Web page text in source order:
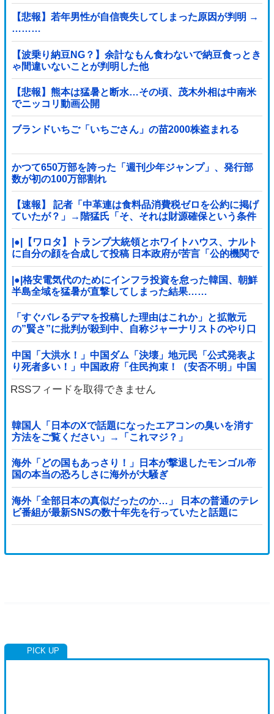
【悲報】若年男性が自信喪失してしまった原因が判明 →
………
【波乗り納豆NG？】余計なもん食わないで納豆食っとき
ゃ間違いないことが判明した他
【悲報】熊本は猛暑と断水…その頃、茂木外相は中南米
でニッコリ動画公開
ブランドいちご「いちごさん」の苗2000株盗まれる
かつて650万部を誇った「週刊少年ジャンプ」、発行部
数が初の100万部割れ
【速報】 記者「中革連は食料品消費税ゼロを公約に掲げ
ていたが？」→階猛氏「そ、それは財源確保という条件
付き」
|●|【ワロタ】トランプ大統領とホワイトハウス、ナルト
に自分の顔を合成して投稿 日本政府が苦言「公的機関で
あっても許諾が必要」
|●|格安電気代のためにインフラ投資を怠った韓国、朝鮮
半島全域を猛暑が直撃してしまった結果……
「すぐバレるデマを投稿した理由はこれか」と拡散元
の”賢さ”に批判が殺到中、自称ジャーナリストのやり口
というのが……
中国「大洪水！」中国ダム「決壊」地元民「公式発表よ
り死者多い！」中国政府「住民拘束！（安否不明」中国
当局「救助隊動画も削除」台風13号「三峡ﾀﾞ...
RSSフィードを取得できません
韓国人「日本のXで話題になったエアコンの臭いを消す
方法をご覧ください」→「これマジ？」
海外「どの国もあっさり！」日本が撃退したモンゴル帝
国の本当の恐ろしさに海外が大騒ぎ
海外「全部日本の真似だったのか…」 日本の普通のテレ
ビ番組が最新SNSの数十年先を行っていたと話題に